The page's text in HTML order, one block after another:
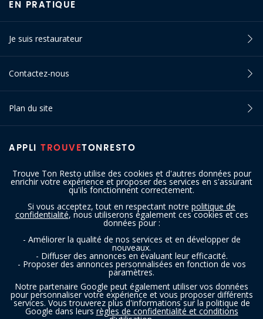
Trouve Ton Resto utilise des cookies et d'autres données pour
enrichir votre expérience et proposer des services en s'assurant
qu'ils fonctionnent correctement.
Si vous acceptez, tout en respectant notre politique de
confidentialité, nous utiliserons également ces cookies et ces
données pour :
- Améliorer la qualité de nos services et en développer de
nouveaux.
- Diffuser des annonces en évaluant leur efficacité.
- Proposer des annonces personnalisées en fonction de vos
paramètres.
Notre partenaire Google peut également utiliser vos données
pour personnaliser votre expérience et vous proposer différents
services. Vous trouverez plus d'informations sur la politique de
Google dans leurs règles de confidentialité et conditions
APPLI TROUVETONRESTO
EN PRATIQUE
Je suis restaurateur
Contactez-nous
Plan du site
SUIVEZ-NOUS
Copyright © 2016 - 2026 trouvetonresto.be ‐ Tous droits réservés | JDC